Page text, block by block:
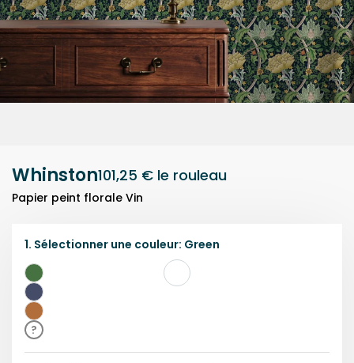
Whinston101,25 € le rouleau
Papier peint florale Vin
1. Sélectionner une couleur: Green
Vert
Bleu
Brun
?